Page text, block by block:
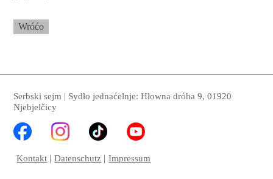
Wróćo
Serbski sejm | Sydło jednaćelnje: Hłowna dróha 9, 01920
Njebjelčicy
Kontakt Datenschutz Impressum